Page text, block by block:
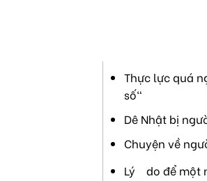
Thực lực quá
số"
Dê Nhật bị
Chuyện về
Lý do để một